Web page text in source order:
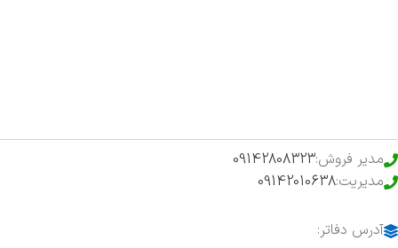
مدیر فروش:09142808323
مدیریت:09142010638
آدرس دفاتر: